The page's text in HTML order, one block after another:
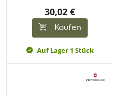
30,02 €
Kaufen
Auf Lager 1 Stück